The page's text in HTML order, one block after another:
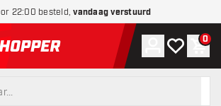
22:00 besteld,vandaag verstuurd
terug naar home pagina
Account
Mijn 0